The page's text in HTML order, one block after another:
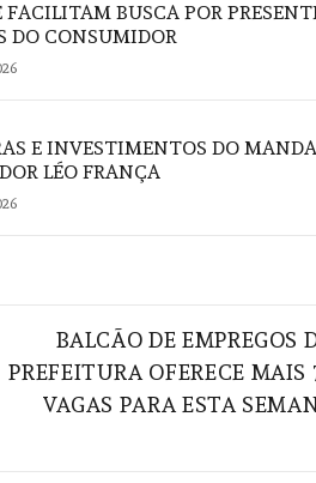
BUSCA POR
DO CONSUMIDOR
E INVESTIMENTOS DO
LÉO FRANÇA
BALCÃO DE EMPREGOS
PREFEITURA OFERECE MAIS
VAGAS PARA ESTA